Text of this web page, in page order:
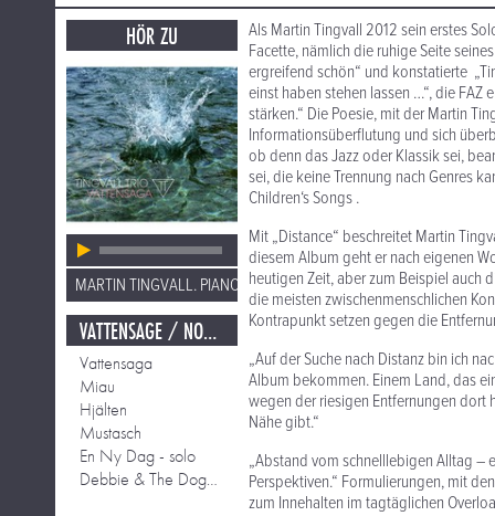
HÖR ZU
MARTIN TINGVALL. PIANO.
VATTENSAGE / NORR / EN NY DAG
Vattensaga
Miau
Hjälten
Mustasch
En Ny Dag - solo
Debbie & The Doggs - solo
Als Martin Tingvall 2012 sein erstes
Facette, nämlich die ruhige Seite
ergreifend schön“ und konstatierte
einst haben stehen lassen …“, die FAZ
stärken.“ Die Poesie, mit der Martin
Informationsüberflutung und sich
ob denn das Jazz oder Klassik sei,
sei, die keine Trennung nach Genres
Children‘s Songs .
Mit „Distance“ beschreitet Martin
diesem Album geht er nach eigenen
heutigen Zeit, aber zum Beispiel auch
die meisten zwischenmenschlichen
Kontrapunkt setzen gegen die
„Auf der Suche nach Distanz bin ich
Album bekommen. Einem Land, das
wegen der riesigen Entfernungen dort
Nähe gibt.“
„Abstand vom schnelllebigen Alltag –
Perspektiven.“ Formulierungen, mit
zum Innehalten im tagtäglichen